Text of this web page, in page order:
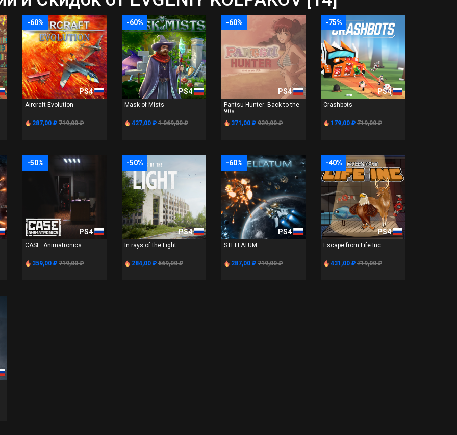
-60%
PS4
Aircraft Evolution
287,00 ₽ 719,00 ₽
-60%
PS4
Mask of Mists
427,00 ₽ 1 069,00 ₽
-60%
PS4
Pantsu Hunter: Back to the
90s
371,00 ₽ 929,00 ₽
-75%
PS4
Crashbots
179,00 ₽ 719,00 ₽
-50%
PS4
CASE: Animatronics
359,00 ₽ 719,00 ₽
-50%
PS4
In rays of the Light
284,00 ₽ 569,00 ₽
-60%
PS4
STELLATUM
287,00 ₽ 719,00 ₽
-40%
PS4
Escape from Life Inc
431,00 ₽ 719,00 ₽